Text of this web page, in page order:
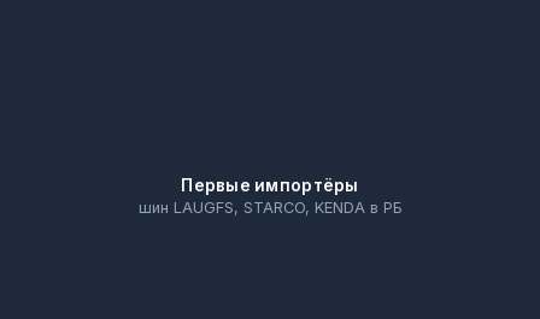
Первые импортёры
шин LAUGFS, STARCO, KENDA в РБ